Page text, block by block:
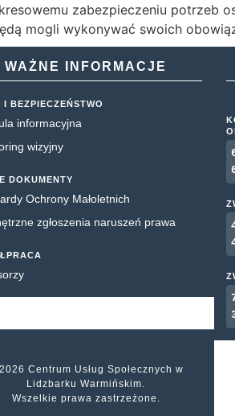
zabezpieczeniu potrzeb
mogli wykonywać swoich
WAŻNE INFORMACJE
I BEZPIECZEŃSTWO
informacyjna
wizyjny
DOKUMENTY
Ochrony Małoletnich
zgłoszenia naruszeń prawa
Centrum Usług Społecznych w
Lidzbarku Warmińskim.
Wszelkie prawa zastrzeżone.